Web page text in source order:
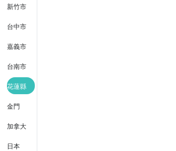
新竹市
台中市
嘉義市
台南市
花蓮縣
金門
加拿大
日本